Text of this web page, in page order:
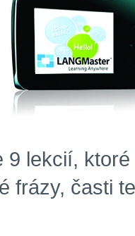
9 lekcií,
frázy, časti